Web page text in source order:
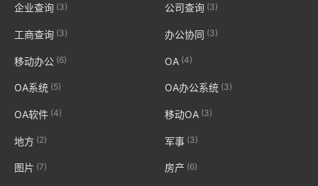
企业查询 (3) 公司查询(3)
工商查询 (3) 办公协同 (3)
移动办公 (6) OA (4)
OA系统 (5) OA办公系统(3)
OA软件 (4) 移动OA (3)
地方 (2) 军事 (3)
图片 (7) 房产 (6)